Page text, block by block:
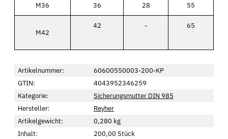
M36 36 28 55
M42
42 - 65
Artikelnummer:
60600550003-200-KP
GTIN:
4043952346259
Kategorie:
Sicherungsmutter DIN 985
Hersteller:
Reyher
Artikelgewicht:
0,280 kg
Inhalt:
200,00 Stück